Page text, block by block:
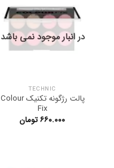
در انبار موجود نمی باشد
TECHNIC
پالت رژگونه تکنیک Colour
Fix
۶۶۰.۰۰۰تومان